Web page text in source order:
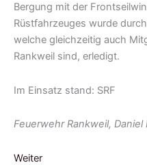
Bergung mit der
Rüstfahrzeuges wurde
welche gleichzeitig auch
Rankweil sind, erledigt.
Im Einsatz stand: SRF
Feuerwehr Rankweil, Daniel
Weiter